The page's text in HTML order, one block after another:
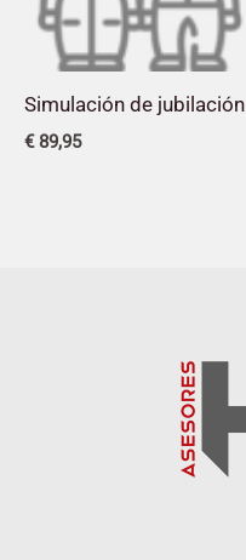
Simulación de jubilación
€89,95